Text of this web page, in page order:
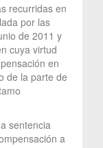
recurridas en
por las
de 2011 y
cuya virtud
en
de la parte de
sentencia
a